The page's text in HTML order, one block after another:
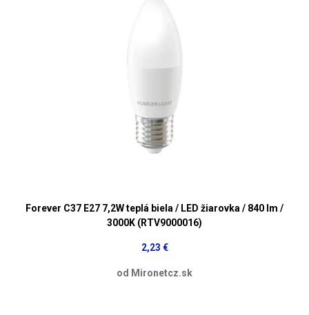
Forever C37 E27 7,2W teplá biela / LED žiarovka / 840 lm /
3000K (RTV9000016)
2,23 €
od Mironetcz.sk